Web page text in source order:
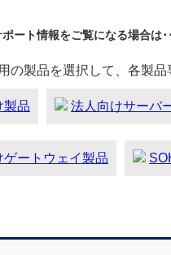
ート情報をご覧になる場合は･
の製品を選択して、各製
製品 法人向けサーバ
ゲートウェイ製品